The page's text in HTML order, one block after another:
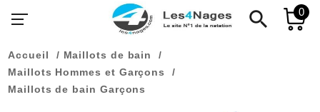
search 0
Accueil
Maillots de bain
Maillots Hommes et Garçons
Maillots de bain Garçons